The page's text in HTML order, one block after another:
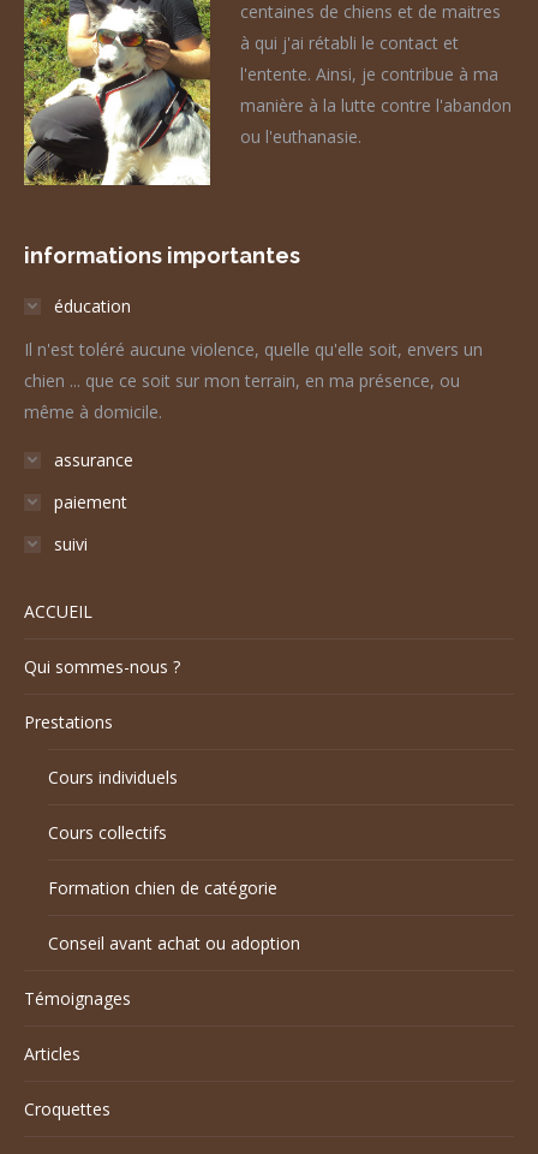
centaines de chiens et de maitres
à qui j'ai rétabli le contact et
l'entente. Ainsi, je contribue à ma
manière à la lutte contre l'abandon
ou l'euthanasie.
informations importantes
éducation
Il n'est toléré aucune violence, quelle qu'elle soit, envers un
chien ... que ce soit sur mon terrain, en ma présence, ou
même à domicile.
assurance
paiement
suivi
ACCUEIL
Qui sommes-nous ?
Prestations
Cours individuels
Cours collectifs
Formation chien de catégorie
Conseil avant achat ou adoption
Témoignages
Articles
Croquettes